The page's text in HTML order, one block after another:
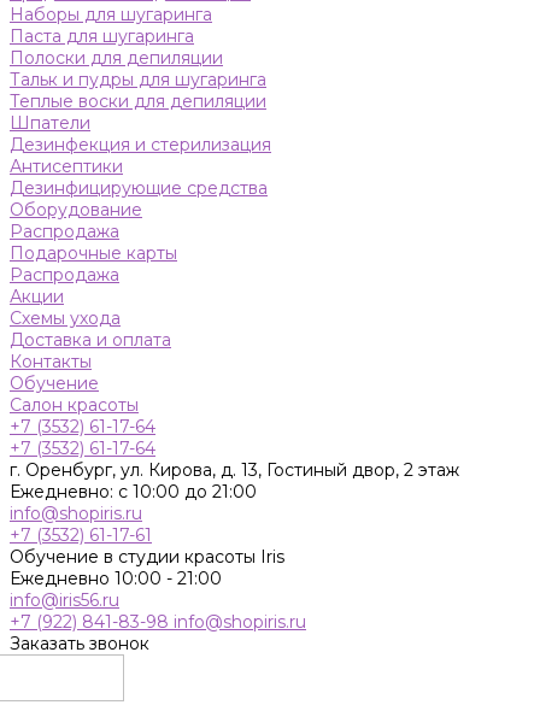
Наборы для шугаринга
Паста для шугаринга
Полоски для депиляции
Тальк и пудры для шугаринга
Теплые воски для депиляции
Шпатели
Дезинфекция и стерилизация
Антисептики
Дезинфицирующие средства
Оборудование
Распродажа
Подарочные карты
Распродажа
Акции
Схемы ухода
Доставка и оплата
Контакты
Обучение
Салон красоты
+7 (3532) 61-17-64
+7 (3532) 61-17-64
г. Оренбург, ул. Кирова, д. 13, Гостиный двор, 2 этаж
Ежедневно: с 10:00 до 21:00
info@shopiris.ru
+7 (3532) 61-17-61
Обучение в студии красоты Iris
Ежедневно 10:00 - 21:00
info@iris56.ru
+7 (922) 841-83-98 info@shopiris.ru
Заказать звонок